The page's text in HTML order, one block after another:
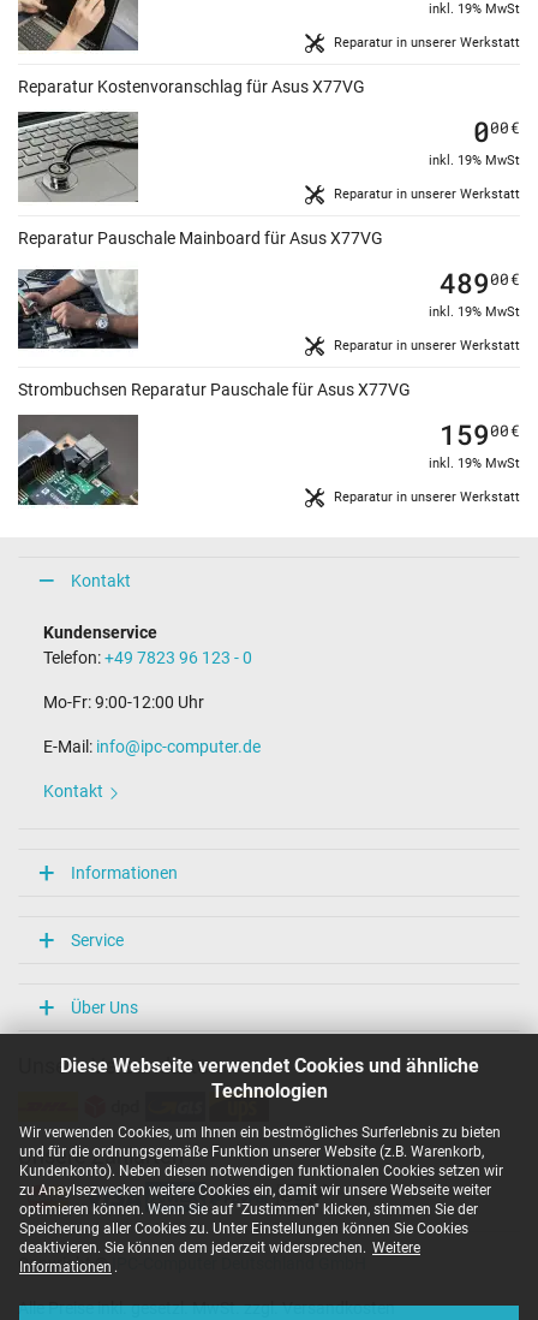
Diese Webseite verwendet Cookies und ähnliche
Technologien
Wir verwenden Cookies, um Ihnen ein bestmögliches Surferlebnis zu bieten
und für die ordnungsgemäße Funktion unserer Website (z.B. Warenkorb,
Kundenkonto). Neben diesen notwendigen funktionalen Cookies setzen wir
zu Anaylsezwecken weitere Cookies ein, damit wir unsere Webseite weiter
optimieren können. Wenn Sie auf "Zustimmen" klicken, stimmen Sie der
Speicherung aller Cookies zu. Unter Einstellungen können Sie Cookies
deaktivieren. Sie können dem jederzeit widersprechen. Weitere
Informationen .
Reparatur in unserer Werkstatt
inkl. 19% MwSt
Reparatur Kostenvoranschlag für Asus X77VG
Reparatur in unserer Werkstatt
000€
inkl. 19% MwSt
Reparatur Pauschale Mainboard für Asus X77VG
Reparatur in unserer Werkstatt
48900€
inkl. 19% MwSt
Strombuchsen Reparatur Pauschale für Asus X77VG
Reparatur in unserer Werkstatt
15900€
inkl. 19% MwSt
Kontakt
Kundenservice
Telefon:+49 7823 96 123 - 0
Mo-Fr: 9:00-12:00 Uhr
E-Mail: info@ipc-computer.de
Kontakt
Informationen
Service
Über Uns
Unsere Versandarten
Unsere Zahlarten
Copyright ©
Alle Preise inkl. gesetzl. MwSt. zzgl. Versandkosten